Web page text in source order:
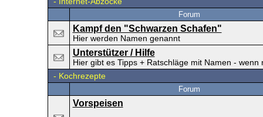
Forum
Kampf den "Schwarzen Schafen"
Hier werden Namen genannt
Unterstützer / Hilfe
Hier gibt es Tipps + Ratschläge mit Namen - wenn
- Kochrezepte
Forum
Vorspeisen